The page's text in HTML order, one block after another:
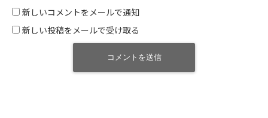
新しいコメントをメールで通知
新しい投稿をメールで受け取る